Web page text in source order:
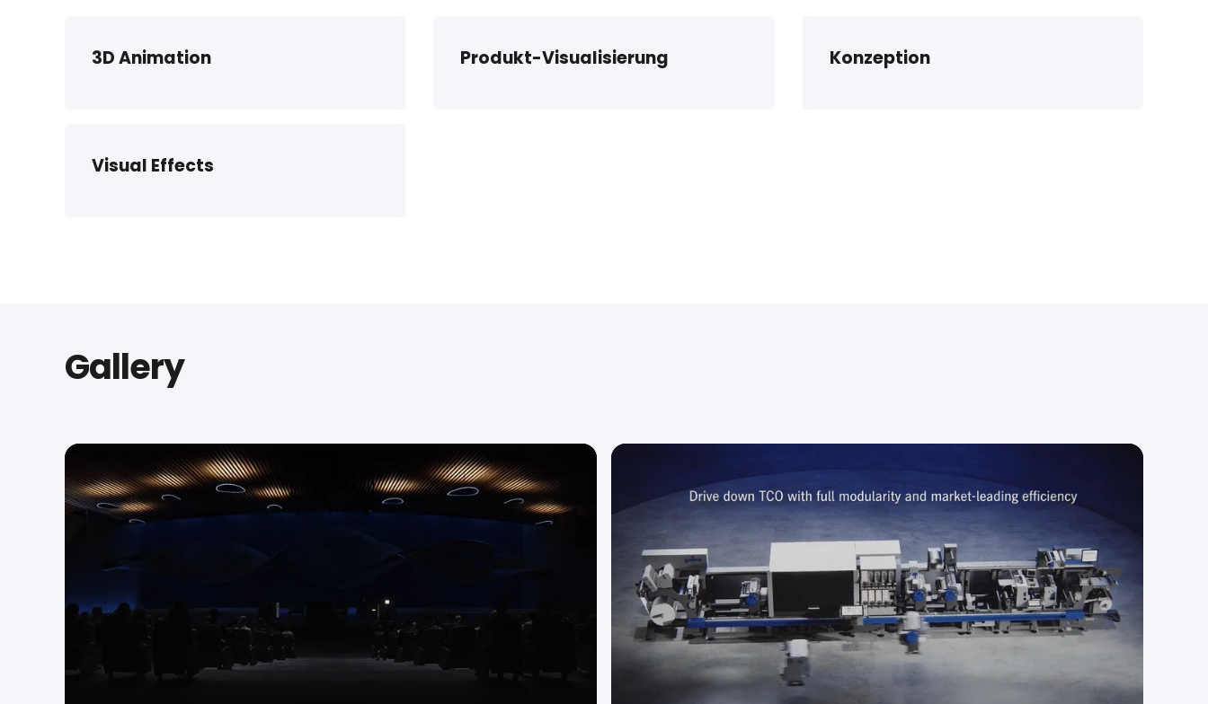
3D Animation Produkt-Visualisierung Konzeption
Visual Effects
Gallery